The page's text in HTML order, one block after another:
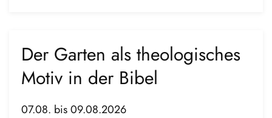
Der Garten als theologisches
Motiv in der Bibel
07.08. bis 09.08.2026